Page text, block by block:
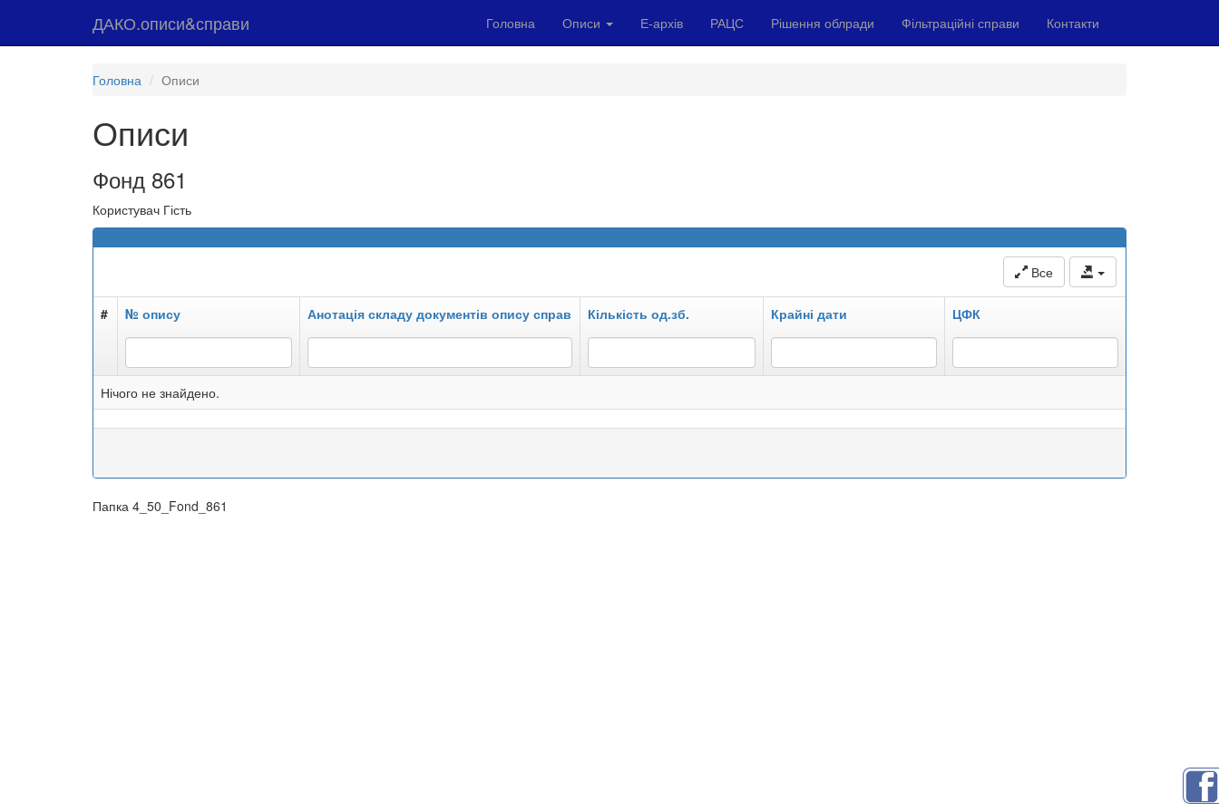
ДАКО.описи&справи Головна Описи Е-архів РАЦС Рішення облради Фільтраційні справи Контакти
Головна Описи
Описи
Фонд 861
Користувач Гість
Все
# № опису Анотація складу документів опису справ Кількість од.зб. Крайні дати ЦФК
Нічого не знайдено.
Папка 4_50_Fond_861